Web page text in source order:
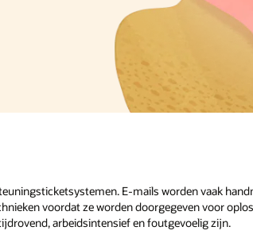
E-mails worden vaak
voordat ze worden doorgegeven voor
arbeidsintensief en foutgevoelig zijn.